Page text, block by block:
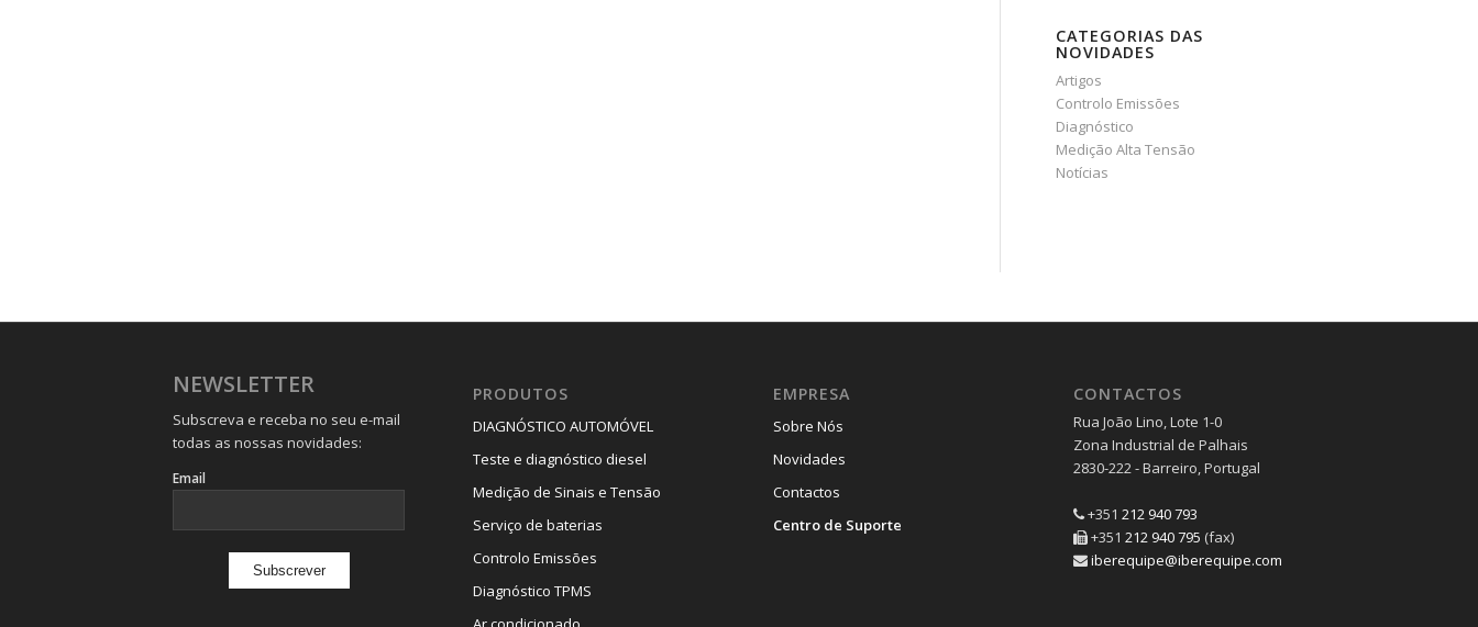
CATEGORIAS DAS
NOVIDADES
Artigos
Controlo Emissões
Diagnóstico
Medição Alta Tensão
Notícias
NEWSLETTER
Subscreva e receba no seu e-mail
todas as nossas novidades:
Email
PRODUTOS
DIAGNÓSTICO AUTOMÓVEL
Teste e diagnóstico diesel
Medição de Sinais e Tensão
Serviço de baterias
Controlo Emissões
Diagnóstico TPMS
EMPRESA
Sobre Nós
Novidades
Contactos
Centro de Suporte
CONTACTOS
Rua João Lino, Lote 1-0
Zona Industrial de Palhais
2830-222 - Barreiro, Portugal
+351 212 940 793
+351 212 940 795 (fax)
iberequipe@iberequipe.com